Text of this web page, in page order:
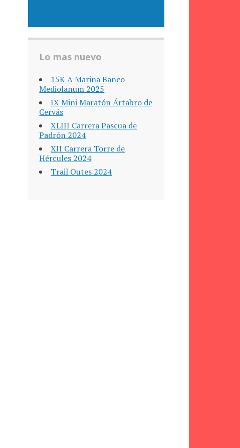
Lo mas nuevo
15K A Mariña Banco
Mediolanum 2025
IX Mini Maratón Ártabro de
Cervás
XLIII Carrera Pascua de
Padrón 2024
XII Carrera Torre de
Hércules 2024
Trail Outes 2024